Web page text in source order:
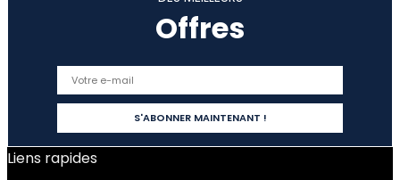
Offres
Liens rapides